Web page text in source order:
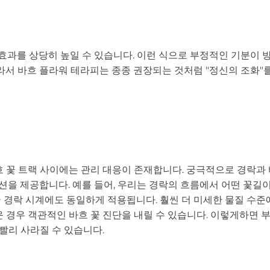
를 상당히 높일 수 있습니다. 이런 식으로 부정적인 기분이
바흐 플라워 테라피는 종종 권장되는 것처럼 "정신의 조화
트랙 사이에는 관리 대응이 존재합니다. 궁극적으로 경락
제공합니다. 예를 들어, 우리는 경락의 흐름에서 어떤 꽃
락 시계에도 동일하게 적용됩니다. 훨씬 더 미세한 물질 수
우 객관적인 바흐 꽃 진단을 내릴 수 있습니다. 이렇게하면
리 사라질 수 있습니다.